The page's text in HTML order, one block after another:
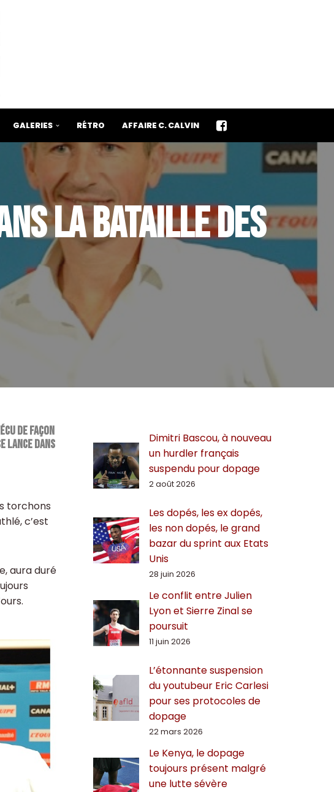
GALERIES RÉTRO AFFAIRE C. CALVIN
LA BATAILLE DES
de façon
lance dans
torchons
c’est
aura duré
Dimitri Bascou, à nouveau
un hurdler français
suspendu pour dopage
2 août 2026
Les dopés, les ex dopés,
les non dopés, le grand
bazar du sprint aux Etats
Unis
28 juin 2026
Le conflit entre Julien
Lyon et Sierre Zinal se
poursuit
11 juin 2026
L’étonnante suspension
du youtubeur Eric Carlesi
pour ses protocoles de
dopage
22 mars 2026
Le Kenya, le dopage
toujours présent malgré
une lutte sévère